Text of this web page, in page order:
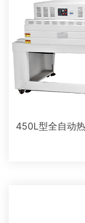
450L型全自动